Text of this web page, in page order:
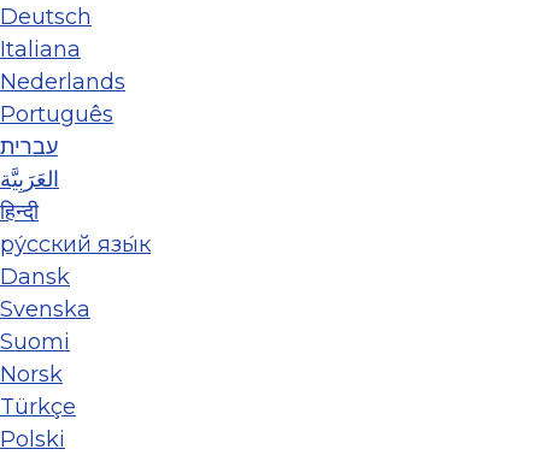
Deutsch
Italiana
Nederlands
Português
עברית
العَرَبِيَّة
हिन्दी
ру́сский язы́к
Dansk
Svenska
Suomi
Norsk
Türkçe
Polski